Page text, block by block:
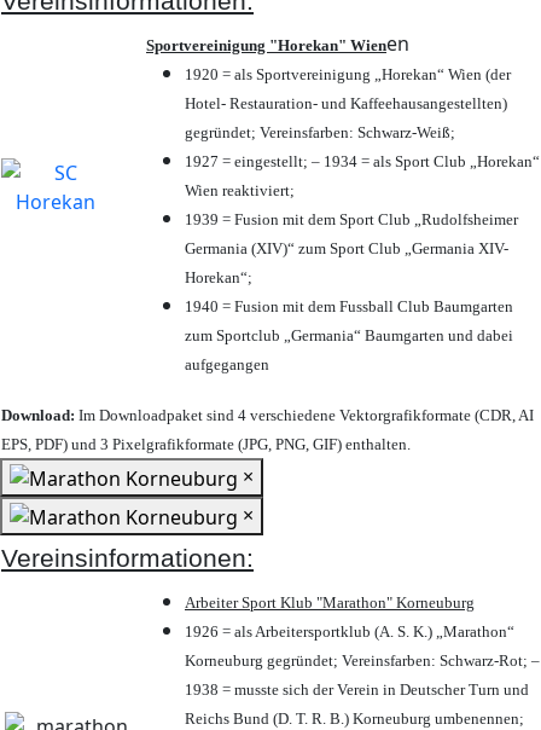
Sportvereinigung "Horekan" Wienen
1920 = als Sportvereinigung „Horekan“ Wien (der
Hotel- Restauration- und Kaffeehausangestellten)
gegründet; Vereinsfarben: Schwarz-Weiß;
1927 = eingestellt; – 1934 = als Sport Club „Horekan“
Wien reaktiviert;
1939 = Fusion mit dem Sport Club „Rudolfsheimer
Germania (XIV)“ zum Sport Club „Germania XIV-
Horekan“;
1940 = Fusion mit dem Fussball Club Baumgarten
zum Sportclub „Germania“ Baumgarten und dabei
aufgegangen
Download: Im Downloadpaket sind 4 verschiedene Vektorgrafikformate (CDR, AI
EPS, PDF) und 3 Pixelgrafikformate (JPG, PNG, GIF) enthalten.
×
×
Vereinsinformationen:
Arbeiter Sport Klub "Marathon" Korneuburg
1926 = als Arbeitersportklub (A. S. K.) „Marathon“
Korneuburg gegründet; Vereinsfarben: Schwarz-Rot; –
1938 = musste sich der Verein in Deutscher Turn und
Reichs Bund (D. T. R. B.) Korneuburg umbenennen;